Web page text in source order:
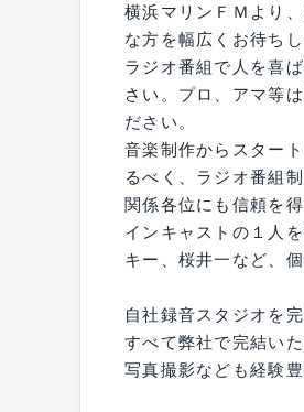
横浜マリンＦＭより
な方を幅広くお待ちし
ラジオ番組で人を喜
さい。プロ、アマ等
ださい。
音楽制作からスター
るべく、ラジオ番組
関係各位にも信頼を
インキャストの１人
キー、桜井一など、
自社録音スタジオを
すべて弊社で完結いた
写真撮影なども経験